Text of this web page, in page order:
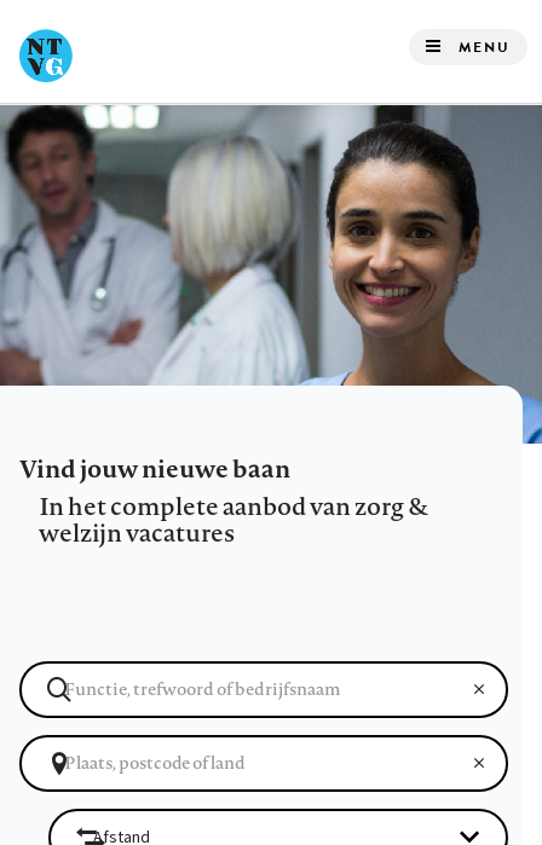
naar
de
inhoud
gaan
MENU
Vind jouw nieuwe baan
In het complete aanbod van zorg &
welzijn vacatures